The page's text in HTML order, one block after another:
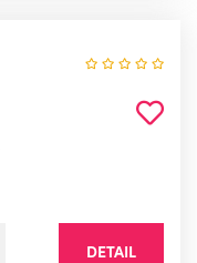
DETAIL